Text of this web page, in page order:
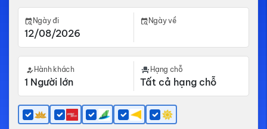
Ngày đi Ngày về
Hành khách Hạng chỗ